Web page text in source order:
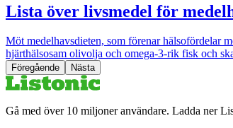
Lista över livsmedel för
Möt medelhavsdieten, som förenar hälsofördelar
hjärthälsosam olivolja och omega-3-rik fisk och
Föregående Nästa
Gå med över 10 miljoner användare. Ladda ner